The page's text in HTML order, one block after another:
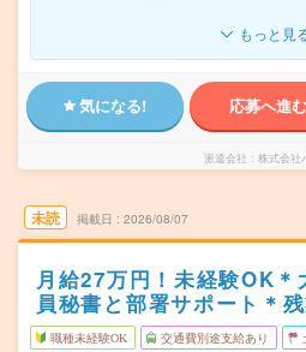
もっと見
気になる! 応募へ進む
派遣会社 株式会社
未読 掲載日 2026/08/07
月給27万円！未経験OK
員秘書と部署サポート＊
職種未経験OK 交通費別途支給あり